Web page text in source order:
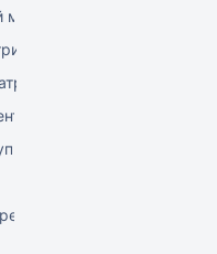
матрицы
магазина